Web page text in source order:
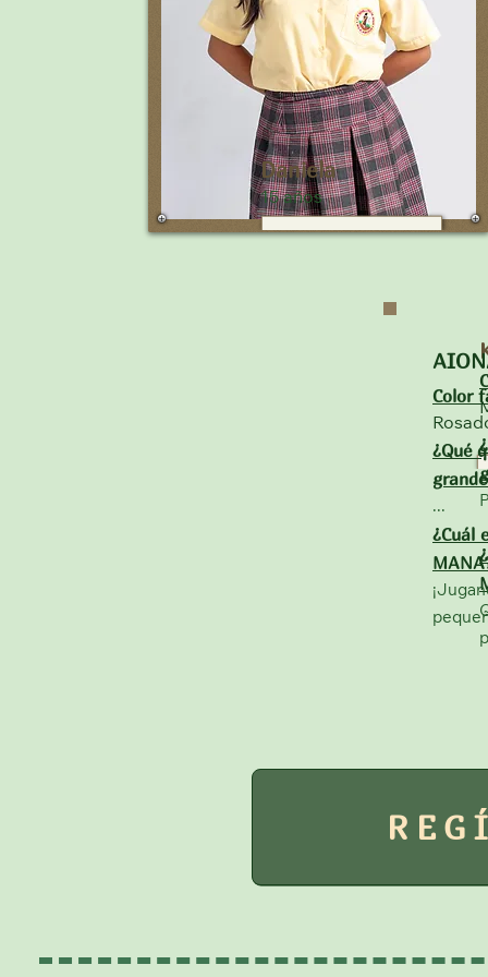
Jugador profesional de fútbol para
Argentina porque es mi equipo
favorito.
¿Cuál es tu parte favorita de Mana?
La comida deliciosa y jugar al
15 años
Daniela
Color
¿Qué
...
¿Cuál